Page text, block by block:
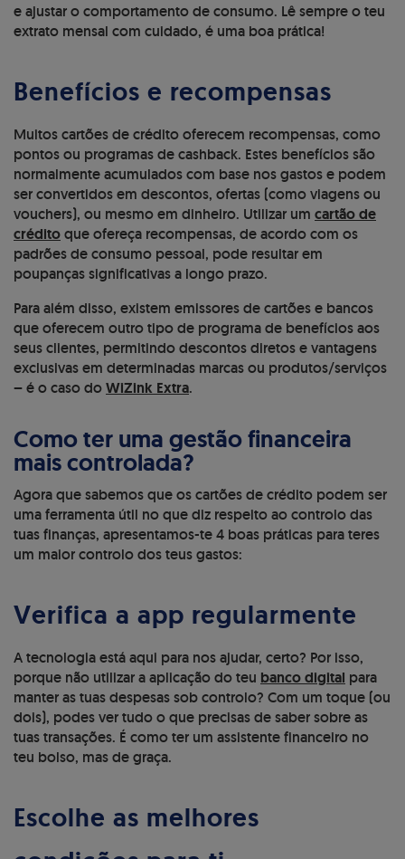
e ajustar o comportamento de consumo. Lê sempre o teu
extrato mensal com cuidado, é uma boa prática!
Benefícios e recompensas
Muitos cartões de crédito oferecem recompensas, como
pontos ou programas de cashback. Estes benefícios são
normalmente acumulados com base nos gastos e podem
ser convertidos em descontos, ofertas (como viagens ou
vouchers), ou mesmo em dinheiro. Utilizar um cartão de
créditoque ofereça recompensas, de acordo com os
padrões de consumo pessoal, pode resultar em
poupanças significativas a longo prazo.
Para além disso, existem emissores de cartões e bancos
que oferecem outro tipo de programa de benefícios aos
seus clientes, permitindo descontos diretos e vantagens
exclusivas em determinadas marcas ou produtos/serviços
– é o caso doWiZink Extra.
Como ter uma gestão financeira
mais controlada?
Agora que sabemos que os cartões de crédito podem ser
uma ferramenta útil no que diz respeito ao controlo das
tuas finanças, apresentamos-te 4 boas práticas para teres
um maior controlo dos teus gastos:
Verifica a app regularmente
A tecnologia está aqui para nos ajudar, certo? Por isso,
porque não utilizar a aplicação do teu banco digital para
manter as tuas despesas sob controlo? Com um toque (ou
dois), podes ver tudo o que precisas de saber sobre as
tuas transações. É como ter um assistente financeiro no
teu bolso, mas de graça.
Escolhe as melhores